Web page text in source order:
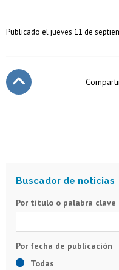
Publicado el jueves 11 de
Por título o palabra clave
Todas